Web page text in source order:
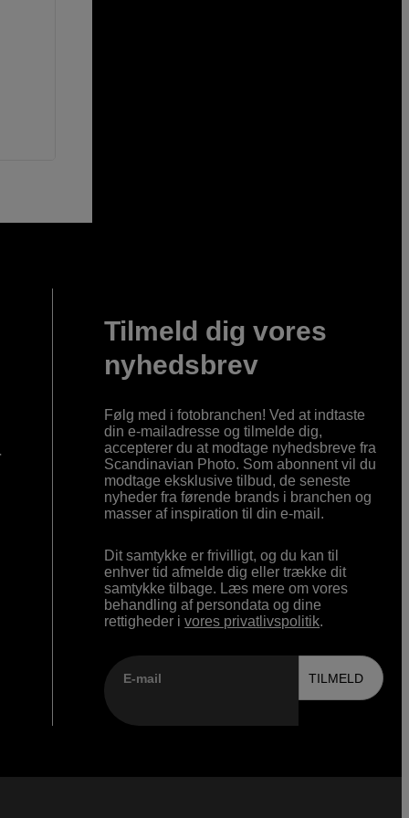
Tilmeld dig vores
nyhedsbrev
Følg med i fotobranchen! Ved at indtaste
din e-mailadresse og tilmelde dig,
accepterer du at modtage nyhedsbreve fra
Scandinavian Photo. Som abonnent vil du
modtage eksklusive tilbud, de seneste
nyheder fra førende brands i branchen og
masser af inspiration til din e-mail.
Dit samtykke er frivilligt, og du kan til
enhver tid afmelde dig eller trække dit
samtykke tilbage. Læs mere om vores
behandling af persondata og dine
rettigheder ivores privatlivspolitik.
E-mail TILMELD